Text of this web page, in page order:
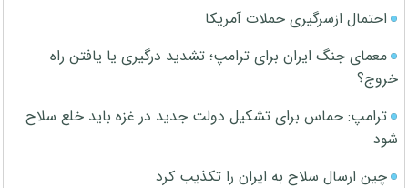
احتمال ازسرگیری حملات آمریکا
معمای جنگ ایران برای ترامپ؛ تشدید درگیری یا یافتن راه
خروج؟
ترامپ: حماس برای تشکیل دولت جدید در غزه باید خلع سلاح
شود
چین ارسال سلاح به ایران را تکذیب کرد